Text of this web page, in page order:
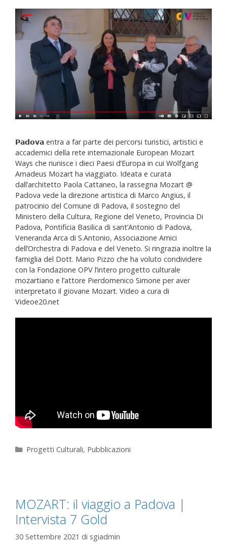
𝗣𝗮𝗱𝗼𝘃𝗮 entra a far parte dei percorsi turistici, artistici e
accademici della rete internazionale European Mozart
Ways che riunisce i dieci Paesi d’Europa in cui Wolfgang
Amadeus Mozart ha viaggiato. Ideata e curata
dall’architetto Paola Cattaneo, la rassegna Mozart @
Padova vede la direzione artistica di Marco Angius, il
patrocinio del Comune di Padova, il sostegno del
Ministero della Cultura, Regione del Veneto, Provincia Di
Padova, Pontificia Basilica di sant’Antonio di Padova,
Veneranda Arca di S.Antonio, Associazione Amici
dell’Orchestra di Padova e del Veneto. Si ringrazia inoltre la
famiglia del Dott. Mario Pizzo che ha voluto condividere
con la Fondazione OPV l’intero progetto culturale
mozartiano e l’attore Pierdomenico Simone per aver
interpretato il giovane Mozart. Video a cura di
Videoe20.net
Progetti Culturali, Pubblicazioni
MOZART: il viaggio a Padova |
Intervista 7 Gold
30 Settembre 2021 di sgiadmin